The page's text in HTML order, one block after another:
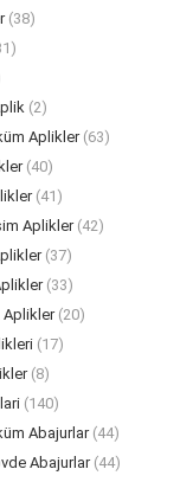
(38)
(2)
Aplikler (63)
(40)
(41)
Aplikler (42)
(37)
(33)
Aplikler (20)
(17)
(8)
(140)
Abajurlar (44)
Abajurlar (44)